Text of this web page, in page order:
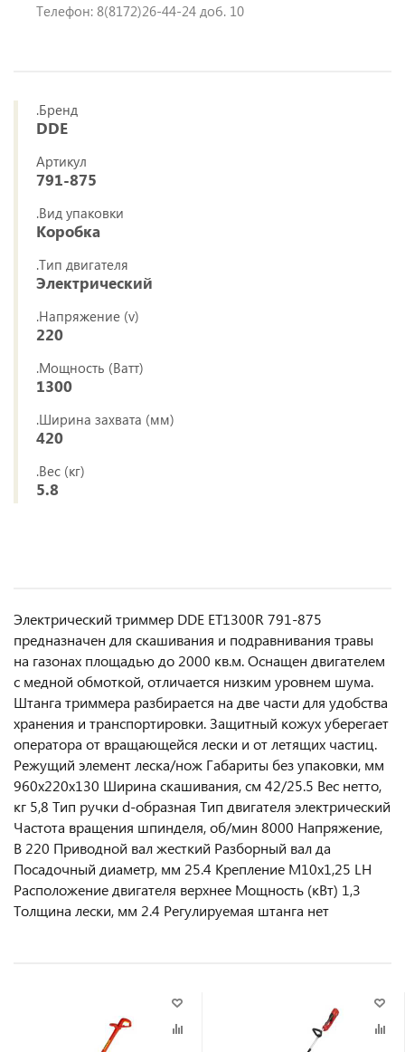
Телефон: 8(8172)26-44-24 доб. 10
.Бренд
DDE
Артикул
791-875
.Вид упаковки
Коробка
.Тип двигателя
Электрический
.Напряжение (v)
220
.Мощность (Ватт)
1300
.Ширина захвата (мм)
420
.Вес (кг)
5.8
Электрический триммер DDE ET1300R 791-875
предназначен для скашивания и подравнивания травы
на газонах площадью до 2000 кв.м. Оснащен двигателем
с медной обмоткой, отличается низким уровнем шума.
Штанга триммера разбирается на две части для удобства
хранения и транспортировки. Защитный кожух уберегает
оператора от вращающейся лески и от летящих частиц.
Режущий элемент леска/нож Габариты без упаковки, мм
960х220х130 Ширина скашивания, см 42/25.5 Вес нетто,
кг 5,8 Тип ручки d-образная Тип двигателя электрический
Частота вращения шпинделя, об/мин 8000 Напряжение,
В 220 Приводной вал жесткий Разборный вал да
Посадочный диаметр, мм 25.4 Крепление М10х1,25 LH
Расположение двигателя верхнее Мощность (кВт) 1,3
Толщина лески, мм 2.4 Регулируемая штанга нет